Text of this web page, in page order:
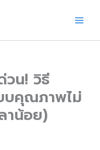
วน! วิธี
บคุณภาพไม่
าน้อย)